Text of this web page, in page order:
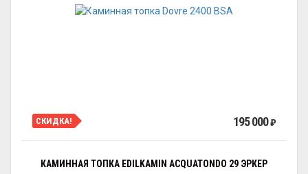
СКИДКА! 195 000₽
КАМИННАЯ ТОПКА EDILKAMIN ACQUATONDO 29 ЭРКЕР